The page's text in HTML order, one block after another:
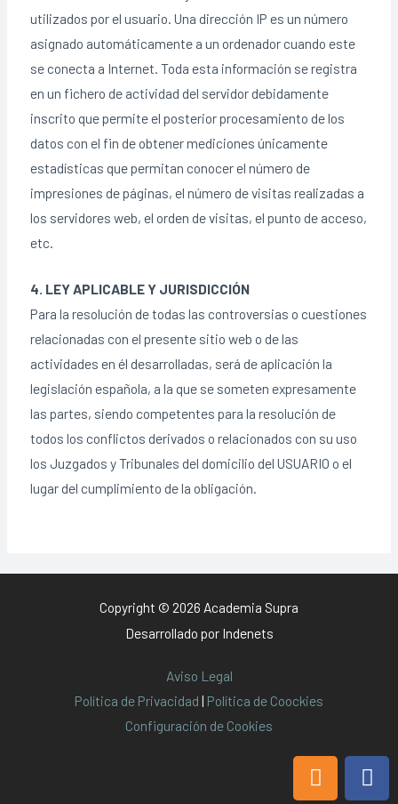
utilizados por el usuario. Una dirección IP es un número
asignado automáticamente a un ordenador cuando este
se conecta a Internet. Toda esta información se registra
en un fichero de actividad del servidor debidamente
inscrito que permite el posterior procesamiento de los
datos con el fin de obtener mediciones únicamente
estadísticas que permitan conocer el número de
impresiones de páginas, el número de visitas realizadas a
los servidores web, el orden de visitas, el punto de acceso,
etc.
4. LEY APLICABLE Y JURISDICCIÓN
Para la resolución de todas las controversias o cuestiones
relacionadas con el presente sitio web o de las
actividades en él desarrolladas, será de aplicación la
legislación española, a la que se someten expresamente
las partes, siendo competentes para la resolución de
todos los conflictos derivados o relacionados con su uso
los Juzgados y Tribunales del domicilio del USUARIO o el
lugar del cumplimiento de la obligación.
Copyright © 2026 Academia Supra
Desarrollado por Indenets
Aviso Legal
Política de Privacidad | Política de Coockies
Configuración de Cookies